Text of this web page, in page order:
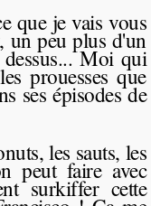
que je vais vous
un peu plus d'un
Moi qui
prouesses que
ses épisodes de
les sauts, les
peut faire avec
surkiffer cette